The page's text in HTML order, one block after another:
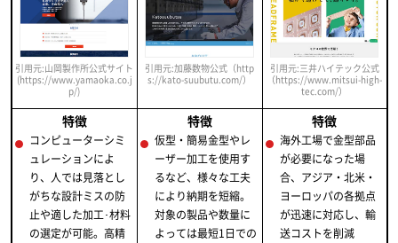
引用元:山岡製作所公式サイト
(https://www.yamaoka.co.j
p/)
引用元:加藤数物公式（http
s://kato-suubutu.com/）
引用元:三井ハイテック公式
（https://www.mitsui-high-
tec.com/）
特徴
コンピューターシミ
ュレーションによ
り、人では見落とし
がちな設計ミスの防
止や適した加工･材料
の選定が可能。高精
特徴
仮型・簡易金型やレ
ーザー加工を使用す
るなど、様々な工夫
により納期を短縮。
対象の製品や数量に
よっては最短1日での
特徴
海外工場で金型部品
が必要になった場
合、アジア・北米・
ヨーロッパの各拠点
が迅速に対応し、輸
送コストを削減